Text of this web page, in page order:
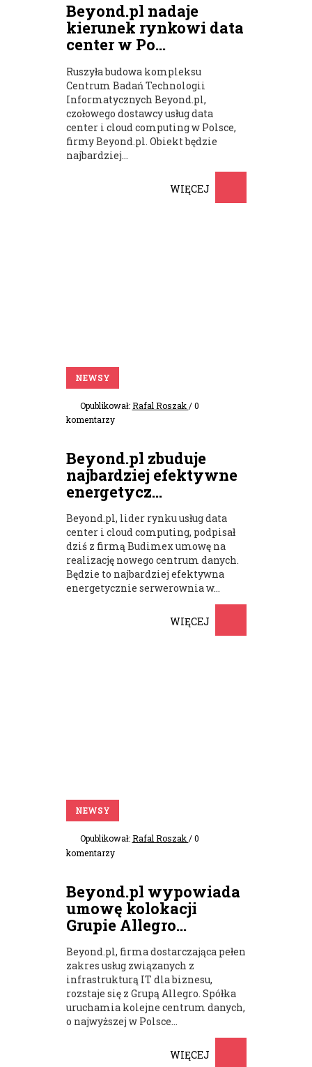
Beyond.pl nadaje
kierunek rynkowi data
center w Po...
Ruszyła budowa kompleksu
Centrum Badań Technologii
Informatycznych Beyond.pl,
czołowego dostawcy usług data
center i cloud computing w Polsce,
firmy Beyond.pl. Obiekt będzie
najbardziej...
WIĘCEJ
NEWSY
Opublikował:Rafal Roszak/ 0
komentarzy
Beyond.pl zbuduje
najbardziej efektywne
energetycz...
Beyond.pl, lider rynku usług data
center i cloud computing, podpisał
dziś z firmą Budimex umowę na
realizację nowego centrum danych.
Będzie to najbardziej efektywna
energetycznie serwerownia w...
WIĘCEJ
NEWSY
Opublikował:Rafal Roszak/ 0
komentarzy
Beyond.pl wypowiada
umowę kolokacji
Grupie Allegro...
Beyond.pl, firma dostarczająca pełen
zakres usług związanych z
infrastrukturą IT dla biznesu,
rozstaje się z Grupą Allegro. Spółka
uruchamia kolejne centrum danych,
o najwyższej w Polsce...
WIĘCEJ